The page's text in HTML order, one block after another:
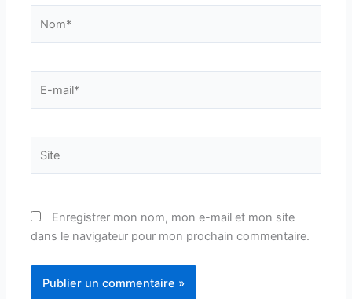
mail*
Enregistrer mon nom, mon e-mail et mon site
dans le navigateur pour mon prochain commentaire.